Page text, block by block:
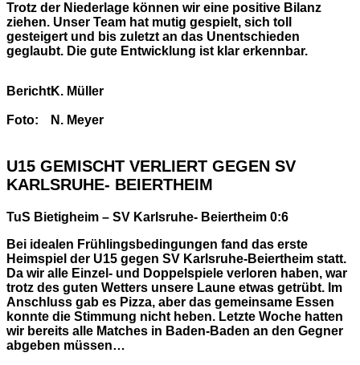
Trotz der Niederlage können wir eine positive Bilanz
ziehen. Unser Team hat mutig gespielt, sich toll
gesteigert und bis zuletzt an das Unentschieden
geglaubt. Die gute Entwicklung ist klar erkennbar.
Bericht:
Foto:
K. Müller
N. Meyer
U15 GEMISCHT VERLIERT GEGEN SV
KARLSRUHE- BEIERTHEIM
TuS Bietigheim – SV Karlsruhe- Beiertheim 0:6
Bei idealen Frühlingsbedingungen fand das erste
Heimspiel der U15 gegen SV Karlsruhe-Beiertheim statt.
Da wir alle Einzel- und Doppelspiele verloren haben, war
trotz des guten Wetters unsere Laune etwas getrübt. Im
Anschluss gab es Pizza, aber das gemeinsame Essen
konnte die Stimmung nicht heben. Letzte Woche hatten
wir bereits alle Matches in Baden-Baden an den Gegner
abgeben müssen…